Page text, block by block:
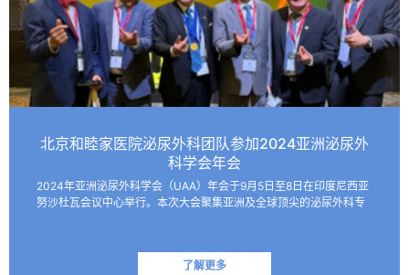
北京和睦家医院泌尿外科团队参加2024亚洲泌尿外
科学会年会
2024年亚洲泌尿外科学会（UAA）年会于9月5日至8日在印度尼西亚
努沙杜瓦会议中心举行。本次大会聚集亚洲及全球顶尖的泌尿外科专
了解更多